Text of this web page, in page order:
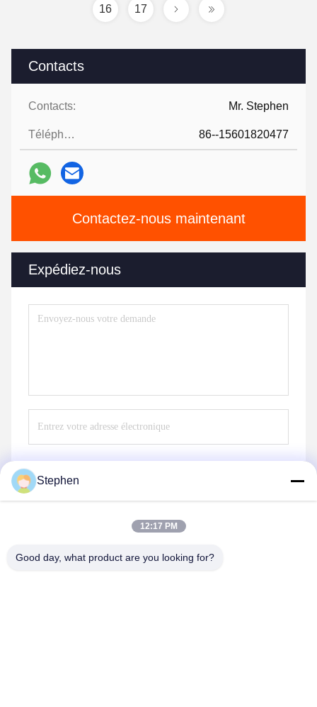
Contacts
Contacts: Mr. Stephen
Téléphone: 86--15601820477
Contactez-nous maintenant
Expédiez-nous
16 17
Stephen
12:17 PM
Good day, what product are you looking for?